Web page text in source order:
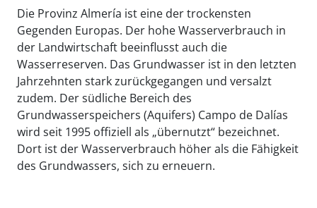
Die Provinz Almería ist eine der trockensten
Gegenden Europas. Der hohe Wasserverbrauch in
der Landwirtschaft beeinflusst auch die
Wasserreserven. Das Grundwasser ist in den letzten
Jahrzehnten stark zurückgegangen und versalzt
zudem. Der südliche Bereich des
Grundwasserspeichers (Aquifers) Campo de Dalías
wird seit 1995 offiziell als „übernutzt“ bezeichnet.
Dort ist der Wasserverbrauch höher als die Fähigkeit
des Grundwassers, sich zu erneuern.